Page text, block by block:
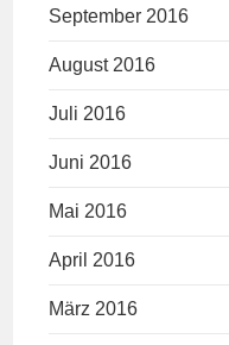
September 2016
August 2016
Juli 2016
Juni 2016
Mai 2016
April 2016
März 2016